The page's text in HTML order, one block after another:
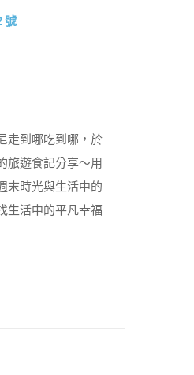
號
走到哪吃到哪，於
旅遊食記分享～用
末時光與生活中的
生活中的平凡幸福